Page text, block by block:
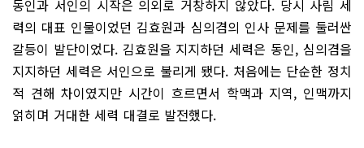
동인과 서인의 시작은 의외로 거창하지 않았다. 당시 사림 세
력의 대표 인물이었던 김효원과 심의겸의 인사 문제를 둘러싼
갈등이 발단이었다. 김효원을 지지하던 세력은 동인, 심의겸을
지지하던 세력은 서인으로 불리게 됐다. 처음에는 단순한 정치
적 견해 차이였지만 시간이 흐르면서 학맥과 지역, 인맥까지
얽히며 거대한 세력 대결로 발전했다.